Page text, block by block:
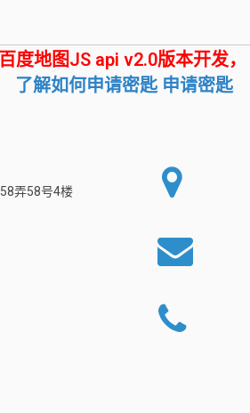
度地图JS api v2.0版本开发，
了解如何申请密匙 申请密匙
弄58号4楼